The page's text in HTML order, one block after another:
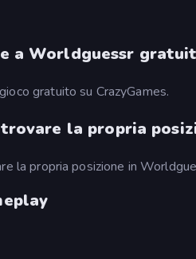
a Worldguessr
gratuito su CrazyGames.
la propria
la propria posizione in